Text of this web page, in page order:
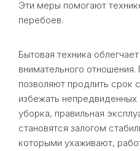
Эти меры помогают
перебоев.
Бытовая техника
внимательного
позволяют продлить срок
избежать непредвиденных
уборка, правильная
становятся залогом
которыми ухаживают,